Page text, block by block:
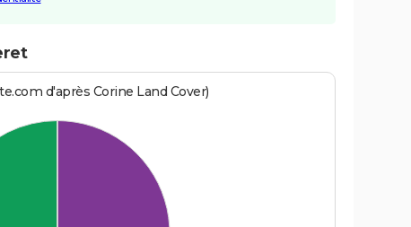
d'après Corine Land Cover)